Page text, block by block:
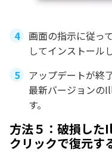
画面の指示に従っ
してインストール
アップデートが終
最新バージョンの
す。
方法５：破損し
クリックで復元す